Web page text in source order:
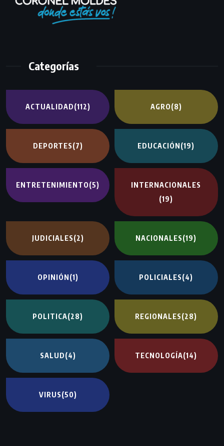
Categorías
ACTUALIDAD(112) AGRO(8)
DEPORTES(7) EDUCACIÓN (19)
ENTRETENIMIENTO(5)
INTERNACIONALES
(19)
JUDICIALES(2) NACIONALES(19)
OPINIÓN (1) POLICIALES(4)
POLITICA(28) REGIONALES(28)
SALUD(4) TECNOLOGÍA(14)
VIRUS(50)